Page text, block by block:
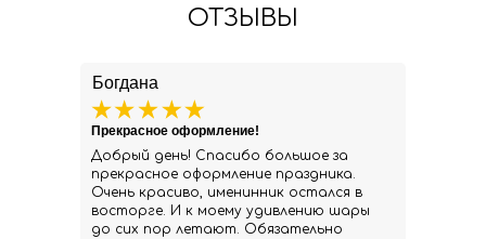
ОТЗЫВЫ
Богдана
Добрый день! Спасибо большое за
прекрасное оформление праздника.
Очень красиво, именинник остался в
восторге. И к моему удивлению шары
до сих пор летают. Обязательно
Прекрасное оформление!